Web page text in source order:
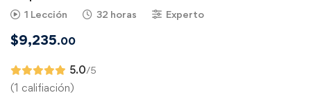
1 Lección 32 horas Experto
$9,235.00
5.0/5
(1 califiación)